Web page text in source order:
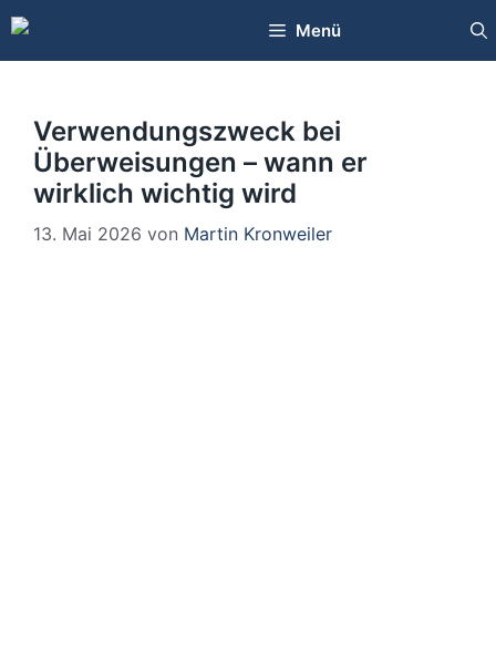
Zum
Menü
Verwendungszweck bei
Überweisungen – wann er
wirklich wichtig wird
13. Mai 2026 von Martin Kronweiler